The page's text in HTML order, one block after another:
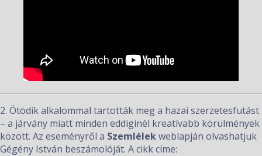
2. Ötödik alkalommal tartották meg a hazai szerzetesfutást
– a járvány miatt minden eddiginél kreatívabb körülmények
között. Az eseményről a Szemlélekweblapján olvashatjuk
Gégény István beszámolóját. A cikk címe: